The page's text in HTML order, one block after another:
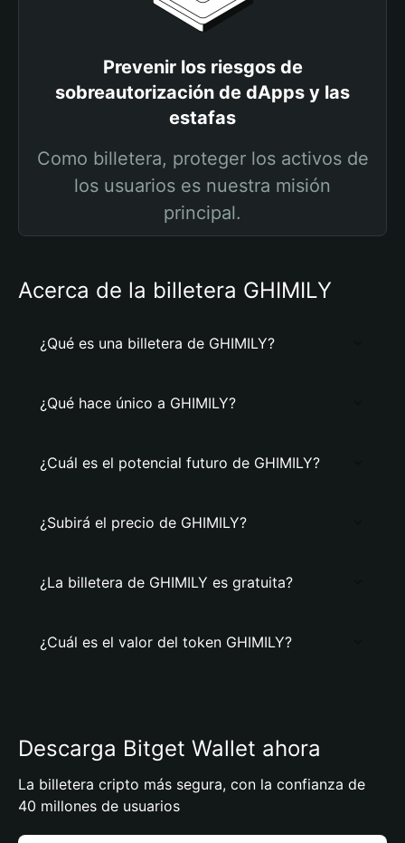
Prevenir los riesgos de
sobreautorización de dApps y las
estafas
Como billetera, proteger los activos de
los usuarios es nuestra misión
principal.
Acerca de la billetera GHIMILY
¿Qué es una billetera de GHIMILY?
¿Qué hace único a GHIMILY?
¿Cuál es el potencial futuro de GHIMILY?
¿Subirá el precio de GHIMILY?
¿La billetera de GHIMILY es gratuita?
¿Cuál es el valor del token GHIMILY?
Descarga Bitget Wallet ahora
La billetera cripto más segura, con la confianza de
40 millones de usuarios